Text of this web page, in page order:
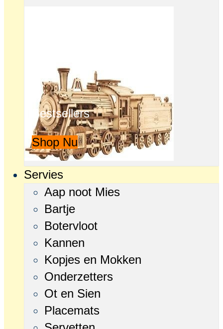
Bestsellers
Shop Nu
Servies
Aap noot Mies
Bartje
Botervloot
Kannen
Kopjes en Mokken
Onderzetters
Ot en Sien
Placemats